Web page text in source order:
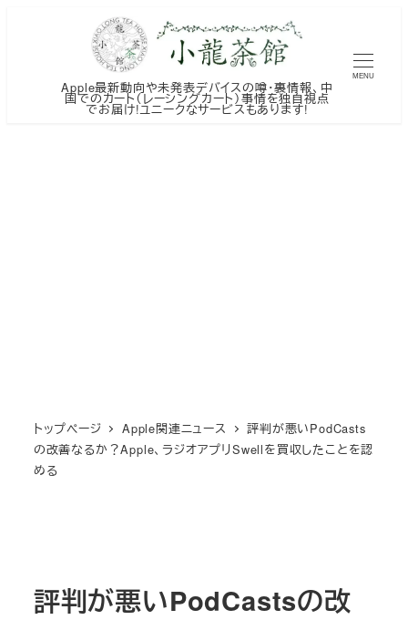
Apple最新動向や未発表デバイスの噂・裏情報、中
国でのカート（レーシングカート）事情を独自視点
でお届け!ユニークなサービスもあります!
MENU
トップページ Apple関連ニュース
評判が悪いPodCasts
の改善なるか？Apple、ラジオアプリSwellを買収したことを認
める
評判が悪いPodCastsの改